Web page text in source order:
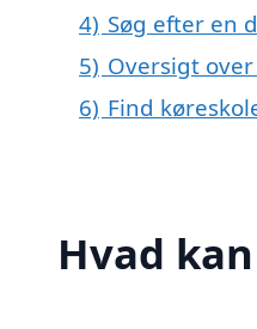
4) Søg efter en
5) Oversigt
6) Find
Hvad